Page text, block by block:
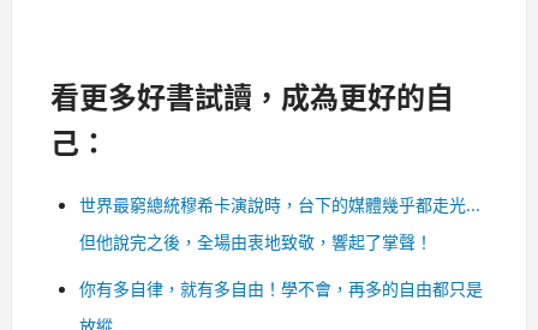
看更多好書試讀，成為更好的自
己：
世界最窮總統穆希卡演說時，台下的媒體幾乎都走光...
但他說完之後，全場由衷地致敬，響起了掌聲！
你有多自律，就有多自由！學不會，再多的自由都只是